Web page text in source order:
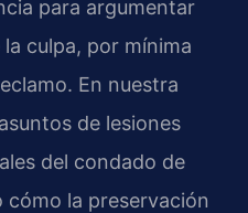
para argumentar
culpa, por mínima
En nuestra
de lesiones
del condado de
cómo la preservación